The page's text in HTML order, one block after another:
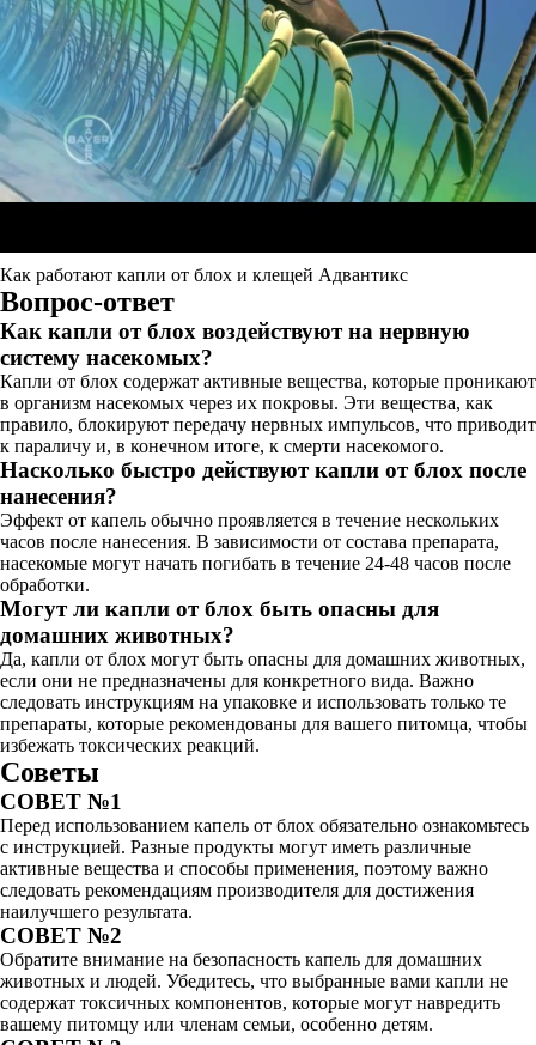
Как работают капли от блох и клещей Адвантикс
Вопрос-ответ
Как капли от блох воздействуют на нервную
систему насекомых?
Капли от блох содержат активные вещества, которые проникают
в организм насекомых через их покровы. Эти вещества, как
правило, блокируют передачу нервных импульсов, что приводит
к параличу и, в конечном итоге, к смерти насекомого.
Насколько быстро действуют капли от блох после
нанесения?
Эффект от капель обычно проявляется в течение нескольких
часов после нанесения. В зависимости от состава препарата,
насекомые могут начать погибать в течение 24-48 часов после
обработки.
Могут ли капли от блох быть опасны для
домашних животных?
Да, капли от блох могут быть опасны для домашних животных,
если они не предназначены для конкретного вида. Важно
следовать инструкциям на упаковке и использовать только те
препараты, которые рекомендованы для вашего питомца, чтобы
избежать токсических реакций.
Советы
СОВЕТ №1
Перед использованием капель от блох обязательно ознакомьтесь
с инструкцией. Разные продукты могут иметь различные
активные вещества и способы применения, поэтому важно
следовать рекомендациям производителя для достижения
наилучшего результата.
СОВЕТ №2
Обратите внимание на безопасность капель для домашних
животных и людей. Убедитесь, что выбранные вами капли не
содержат токсичных компонентов, которые могут навредить
вашему питомцу или членам семьи, особенно детям.